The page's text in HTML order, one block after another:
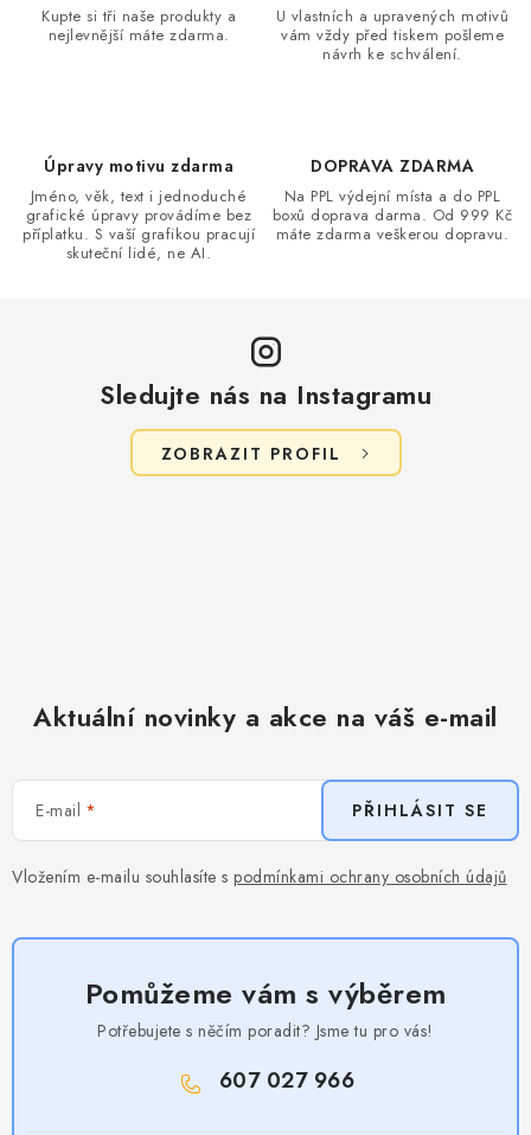
y
Kupte si tři naše produkty a
nejlevnější máte zdarma.
U vlastních a upravených motivů
vám vždy před tiskem pošleme
návrh ke schválení.
Úpravy motivu zdarma
Jméno, věk, text i jednoduché
grafické úpravy provádíme bez
příplatku. S vaší grafikou pracují
skuteční lidé, ne AI.
DOPRAVA ZDARMA
Na PPL výdejní místa a do PPL
boxů doprava darma. Od 999 Kč
máte zdarma veškerou dopravu.
Sledujte nás na Instagramu
ZOBRAZIT PROFIL
Aktuální novinky a akce na váš e-mail
E-mail
Vložením e-mailu souhlasíte s podmínkami ochrany osobních údajů
PŘIHLÁSIT SE
Pomůžeme vám s výběrem
Potřebujete s něčím poradit? Jsme tu pro vás!
607 027 966